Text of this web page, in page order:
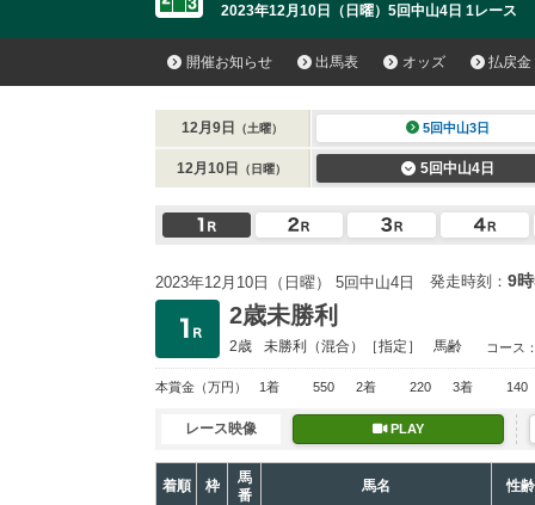
2023年12月10日（日曜）5回中山4日 1レース
開催お知らせ 出馬表 オッズ 払戻金
12月9日 （土曜） 5回中山3日
12月10日 （日曜） 5回中山4日
2023年12月10日（日曜） 5回中山4日 発走時刻： 9
2歳未勝利
2歳 未勝利 （混合）［指定］ 馬齢 コース
本賞金 （万円） 1着 550 2着 220 3着 140
レース映像 PLAY
着順 枠
馬
番
馬名 性齢